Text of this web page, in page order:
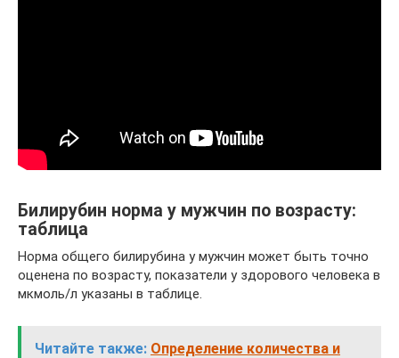
Билирубин норма у мужчин по возрасту:
таблица
Норма общего билирубина у мужчин может быть точно
оценена по возрасту, показатели у здорового человека в
мкмоль/л указаны в таблице.
Читайте также: Определение количества и